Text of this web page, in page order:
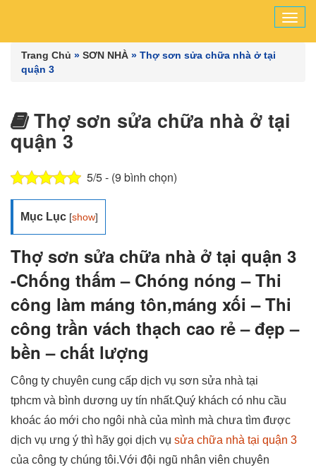
Trang Chủ » SƠN NHÀ » Thợ sơn sửa chữa nhà ở tại
quận 3
Thợ sơn sửa chữa nhà ở tại
quận 3
5/5 - (9 bình chọn)
Mục Lục [show]
Thợ sơn sửa chữa nhà ở tại quận 3
-Chống thấm – Chóng nóng – Thi
công làm máng tôn,máng xối – Thi
công trần vách thạch cao rẻ – đẹp –
bền – chất lượng
Công ty chuyên cung cấp dịch vụ sơn sửa nhà tại
tphcm và bình dương uy tín nhất.Quý khách có nhu cầu
khoác áo mới cho ngôi nhà của mình mà chưa tìm được
dịch vụ ưng ý thì hãy gọi dịch vụ sửa chữa nhà tại quận 3
của công ty chúng tôi.Với đội ngũ nhân viên chuyên